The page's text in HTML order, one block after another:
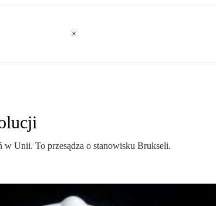
w Unii. To przesądza o stanowisku Brukseli.